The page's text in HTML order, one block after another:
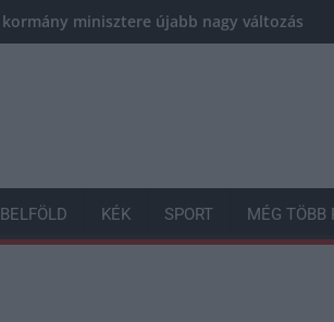
kormány minisztere újabb nagy
BELFÖLD KÉK SPORT MÉG TÖBB